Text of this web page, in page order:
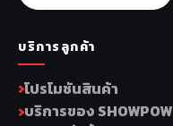
บริการลูกค้า
โปรโมชันสินค้า
บริการของ SHOWPOW